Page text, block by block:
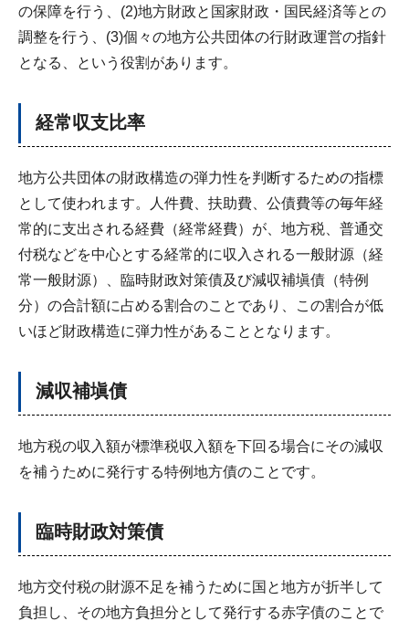
の保障を行う、(2)地方財政と国家財政・国民経済等との
調整を行う、(3)個々の地方公共団体の行財政運営の指針
となる、という役割があります。
経常収支比率
地方公共団体の財政構造の弾力性を判断するための指標
として使われます。人件費、扶助費、公債費等の毎年経
常的に支出される経費（経常経費）が、地方税、普通交
付税などを中心とする経常的に収入される一般財源（経
常一般財源）、臨時財政対策債及び減収補塡債（特例
分）の合計額に占める割合のことであり、この割合が低
いほど財政構造に弾力性があることとなります。
減収補塡債
地方税の収入額が標準税収入額を下回る場合にその減収
を補うために発行する特例地方債のことです。
臨時財政対策債
地方交付税の財源不足を補うために国と地方が折半して
負担し、その地方負担分として発行する赤字債のことで